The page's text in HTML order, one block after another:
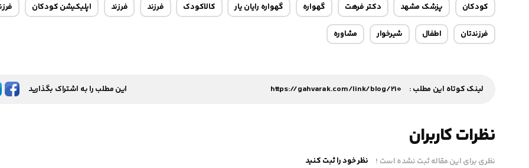
کودکان پزشک مشهد دکتر فرهت گهواره گهواره رایان یار کالاکودک فرزند فرزند اپلیکیشن کودکان
فرزندتان اطفال شیرخوار مشاوره
لینک کوتاه این مطلب : https://gahvarak.com/link/blog/210 این مطلب را به اشتراک بگذارید
نظرات کاربران
نظری برای این مقاله ثبت نشده است ! نظر خود را ثبت کنید